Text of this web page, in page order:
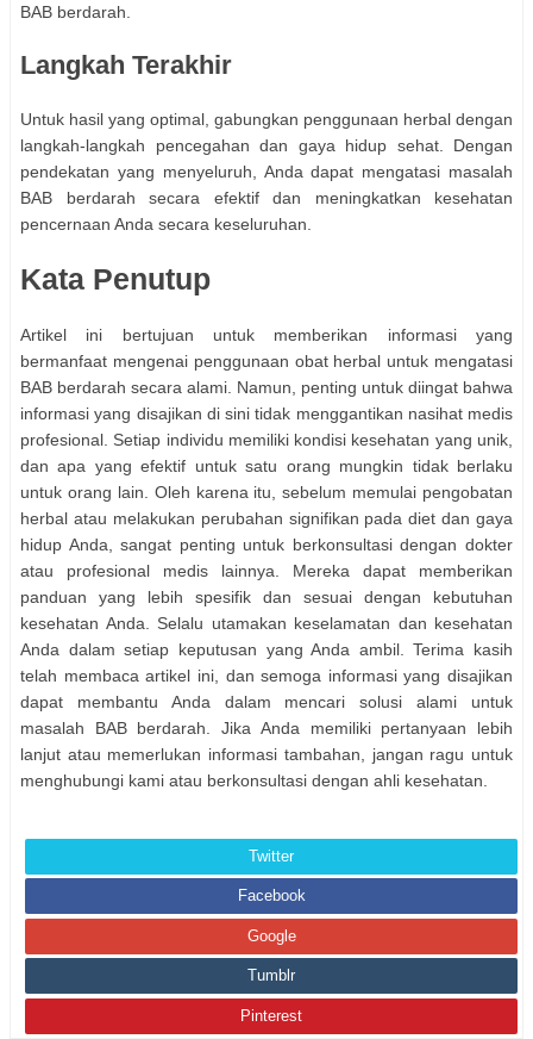
BAB berdarah.
Langkah Terakhir
Untuk hasil yang optimal, gabungkan penggunaan herbal dengan
langkah-langkah pencegahan dan gaya hidup sehat. Dengan
pendekatan yang menyeluruh, Anda dapat mengatasi masalah
BAB berdarah secara efektif dan meningkatkan kesehatan
pencernaan Anda secara keseluruhan.
Kata Penutup
Artikel ini bertujuan untuk memberikan informasi yang
bermanfaat mengenai penggunaan obat herbal untuk mengatasi
BAB berdarah secara alami. Namun, penting untuk diingat bahwa
informasi yang disajikan di sini tidak menggantikan nasihat medis
profesional. Setiap individu memiliki kondisi kesehatan yang unik,
dan apa yang efektif untuk satu orang mungkin tidak berlaku
untuk orang lain. Oleh karena itu, sebelum memulai pengobatan
herbal atau melakukan perubahan signifikan pada diet dan gaya
hidup Anda, sangat penting untuk berkonsultasi dengan dokter
atau profesional medis lainnya. Mereka dapat memberikan
panduan yang lebih spesifik dan sesuai dengan kebutuhan
kesehatan Anda. Selalu utamakan keselamatan dan kesehatan
Anda dalam setiap keputusan yang Anda ambil. Terima kasih
telah membaca artikel ini, dan semoga informasi yang disajikan
dapat membantu Anda dalam mencari solusi alami untuk
masalah BAB berdarah. Jika Anda memiliki pertanyaan lebih
lanjut atau memerlukan informasi tambahan, jangan ragu untuk
menghubungi kami atau berkonsultasi dengan ahli kesehatan.
Twitter
Facebook
Google
Tumblr
Pinterest